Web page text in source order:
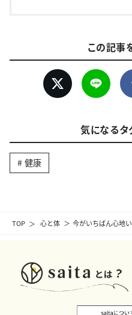
TOP 心と体 今がいちばん心地
この記事
気になるタ
健康